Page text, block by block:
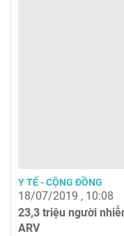
Y TẾ - CỘNG ĐỒNG
18/07/2019 , 10:08
23,3 triệu người
ARV